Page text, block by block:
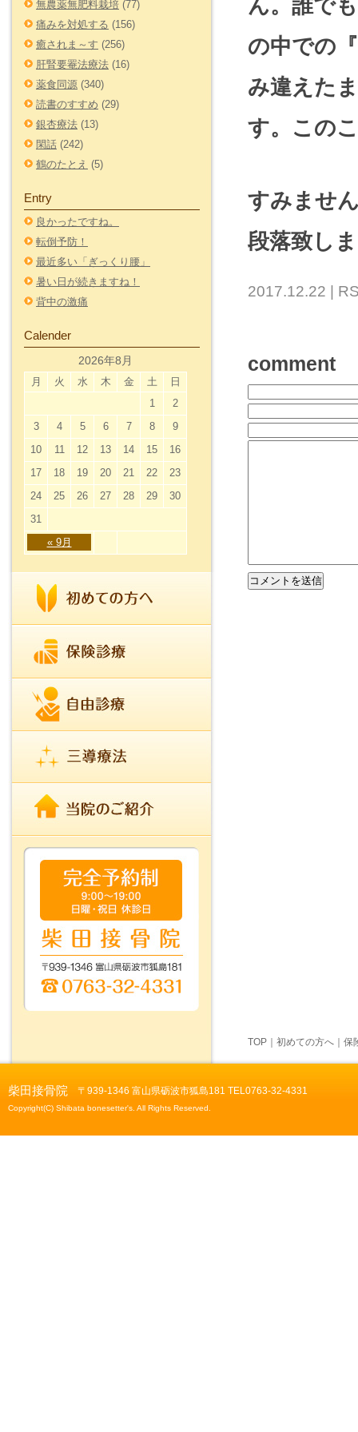
無農薬無肥料栽培 (77)
痛みを対処する (156)
癒されま～す (256)
肝腎要罨法療法 (16)
薬食同源 (340)
読書のすすめ (29)
銀杏療法 (13)
閑話 (242)
鶴のたとえ (5)
Entry
良かったですね。
転倒予防！
最近多い「ぎっくり腰」
暑い日が続きますね！
背中の激痛
Calender
2026年8月
月 火 水 木 金 土 日
« 9月
1
2
3
4 5 6 7 8
9
10
11 12 13 14 15
16
17
18 19 20 21 22
23
24
25 26 27 28 29
30
31
ん。誰で
の中での
み違えた
す。この
すみませ
段落致し
2017.12.22 |
comment
TOP 初めての方へ 保
柴田接骨院 〒939-1346 富山県砺波市狐島181 TEL0763-32-4331
Copyright(C) Shibata bonesetter's. All Rights Reserved.